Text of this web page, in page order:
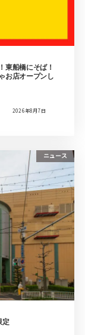
東船橋にそば！
お店オープンし
2026年8月7日
ニュース
定